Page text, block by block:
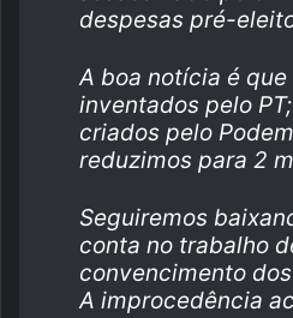
despesas pré-
A boa notícia é
inventados pelo
criados pelo
reduzimos para 2
Seguiremos
conta no trabalho
convencimento
A improcedência